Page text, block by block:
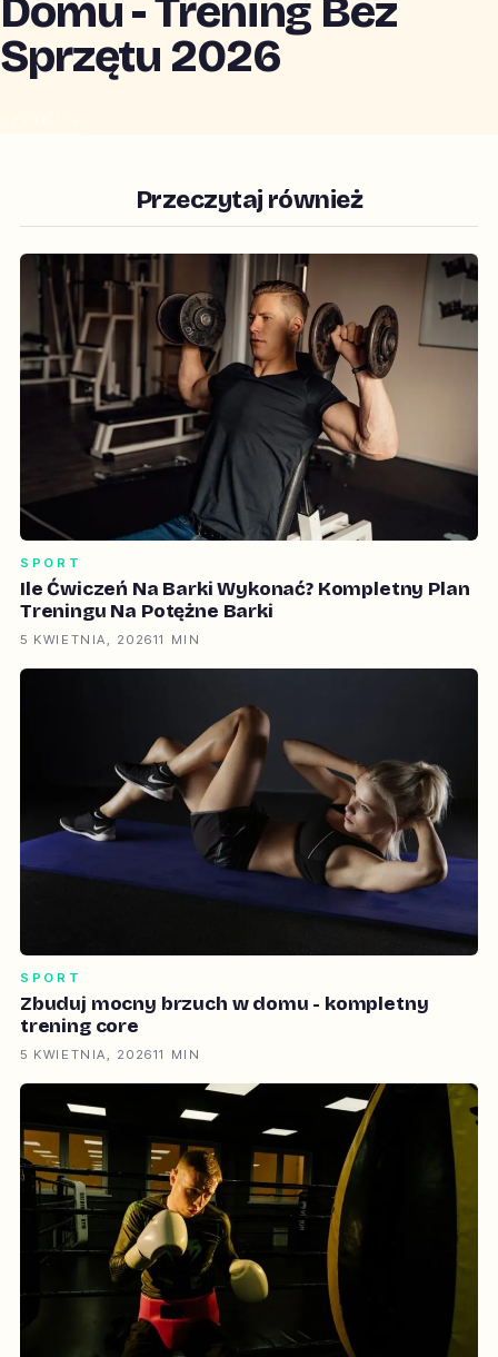
Domu - Trening Bez
Sprzętu 2026
Przeczytaj również
SPORT
Ile Ćwiczeń Na Barki Wykonać? Kompletny Plan
Treningu Na Potężne Barki
5 KWIETNIA, 202611 MIN
SPORT
Zbuduj mocny brzuch w domu - kompletny
trening core
5 KWIETNIA, 202611 MIN